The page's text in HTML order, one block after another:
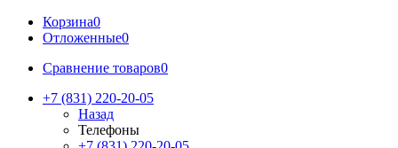
Корзина0
Отложенные0
Сравнение товаров0
+7 (831) 220-20-05
Назад
Телефоны